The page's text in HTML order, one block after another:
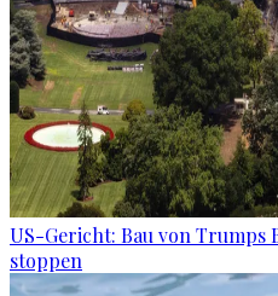
US-Gericht: Bau von Trumps
stoppen